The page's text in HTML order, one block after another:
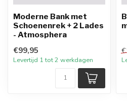
Moderne Bank met
Schoenenrek + 2 Lades
- Atmosphera
€99,95
Levertijd 1 tot 2 werkdagen